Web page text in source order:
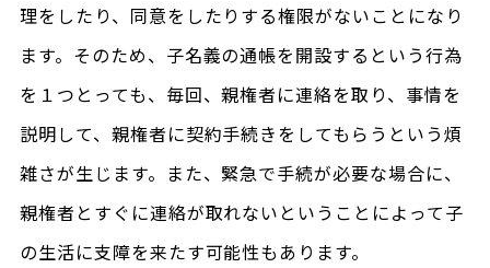
理をしたり、同意をしたりする権限がないことになり
ます。そのため、子名義の通帳を開設するという行為
を１つとっても、毎回、親権者に連絡を取り、事情を
説明して、親権者に契約手続きをしてもらうという煩
雑さが生じます。また、緊急で手続が必要な場合に、
親権者とすぐに連絡が取れないということによって子
の生活に支障を来たす可能性もあります。